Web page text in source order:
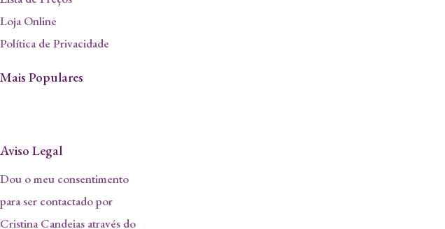
Loja Online
Política de Privacidade
Mais Populares
Aviso Legal
Dou o meu consentimento
para ser contactado por
Cristina Candeias através do